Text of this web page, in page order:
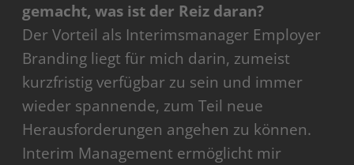
gemacht, was ist der Reiz daran?
Der Vorteil als Interimsmanager Employer
Branding liegt für mich darin, zumeist
kurzfristig verfügbar zu sein und immer
wieder spannende, zum Teil neue
Herausforderungen angehen zu können.
Interim Management ermöglicht mir